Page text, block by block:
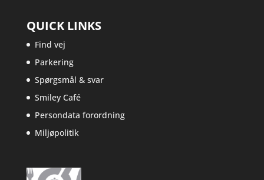
QUICK LINKS
Find vej
Parkering
Spørgsmål & svar
Smiley Café
Persondata forordning
Miljøpolitik